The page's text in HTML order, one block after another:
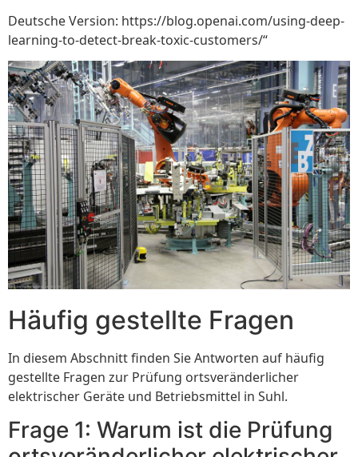
Deutsche Version: https://blog.openai.com/using-deep-
learning-to-detect-break-toxic-customers/“
Häufig gestellte Fragen
In diesem Abschnitt finden Sie Antworten auf häufig
gestellte Fragen zur Prüfung ortsveränderlicher
elektrischer Geräte und Betriebsmittel in Suhl.
Frage 1: Warum ist die Prüfung